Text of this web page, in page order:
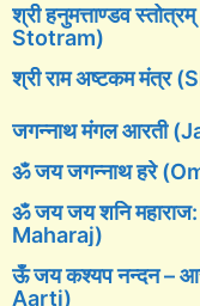
श्री हनुमत्ताण्डव
Stotram)
श्री राम अष्टकम
जगन्नाथ मंगल आरती
ॐ जय जगन्नाथ हरे
ॐ जय जय शनि
Maharaj)
ऊँ जय कश्यप नन्दन –
Aarti)